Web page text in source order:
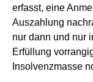
erfasst, eine
Auszahlung
nur dann und nur
Erfüllung
Insolvenzmasse